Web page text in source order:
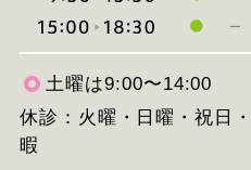
土曜は9:00〜14:00
休診：火曜・日曜・祝日
暇